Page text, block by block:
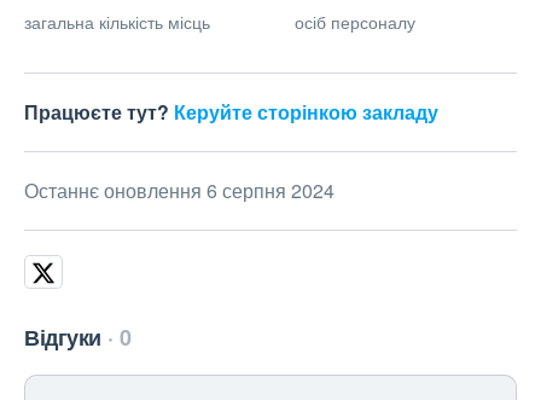
загальна кількість місць осіб персоналу
Працюєте тут? Керуйте сторінкою закладу
Останнє оновлення 6 серпня 2024
Відгуки 0